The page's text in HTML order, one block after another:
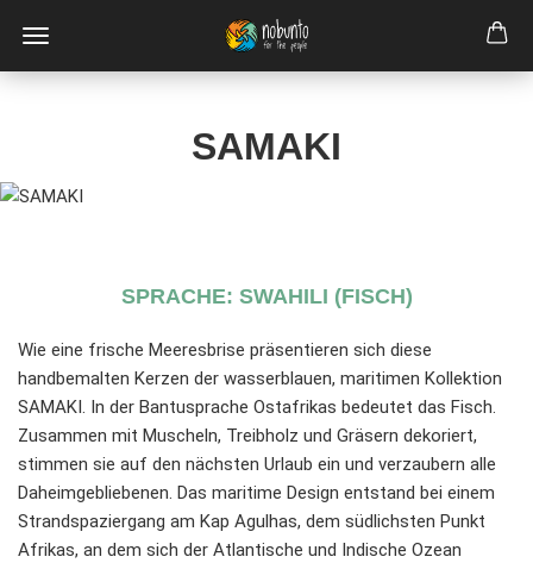
SAMAKI
SPRACHE: SWAHILI (FISCH)
Wie eine frische Meeresbrise präsentieren sich diese
handbemalten Kerzen der wasserblauen, maritimen Kollektion
SAMAKI. In der Bantusprache Ostafrikas bedeutet das Fisch.
Zusammen mit Muscheln, Treibholz und Gräsern dekoriert,
stimmen sie auf den nächsten Urlaub ein und verzaubern alle
Daheimgebliebenen. Das maritime Design entstand bei einem
Strandspaziergang am Kap Agulhas, dem südlichsten Punkt
Afrikas, an dem sich der Atlantische und Indische Ozean